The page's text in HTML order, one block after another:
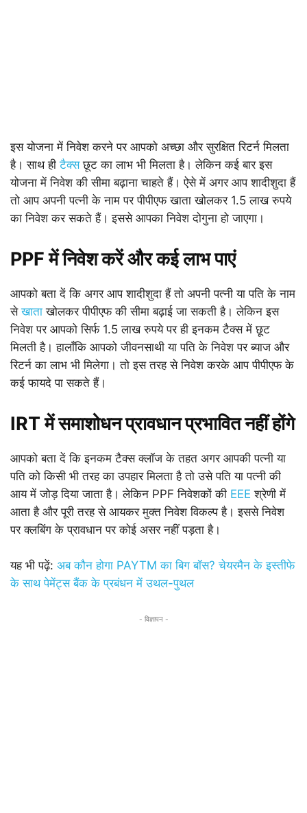
इस योजना में निवेश करने पर आपको अच्छा और सुरक्षित रिटर्न मिलता
है। साथ हीटैक्सछूट का लाभ भी मिलता है। लेकिन कई बार इस
योजना में निवेश की सीमा बढ़ाना चाहते हैं। ऐसे में अगर आप शादीशुदा हैं
तो आप अपनी पत्नी के नाम पर पीपीएफ खाता खोलकर 1.5 लाख रुपये
का निवेश कर सकते हैं। इससे आपका निवेश दोगुना हो जाएगा।
PPF में निवेश करें और कई लाभ पाएं
आपको बता दें कि अगर आप शादीशुदा हैं तो अपनी पत्नी या पति के नाम
सेखाता खोलकर पीपीएफ की सीमा बढ़ाई जा सकती है। लेकिन इस
निवेश पर आपको सिर्फ 1.5 लाख रुपये पर ही इनकम टैक्स में छूट
मिलती है। हालाँकि आपको जीवनसाथी या पति के निवेश पर ब्याज और
रिटर्न का लाभ भी मिलेगा। तो इस तरह से निवेश करके आप पीपीएफ के
कई फायदे पा सकते हैं।
IRT में समाशोधन प्रावधान प्रभावित नहीं होंगे
आपको बता दें कि इनकम टैक्स क्लॉज के तहत अगर आपकी पत्नी या
पति को किसी भी तरह का उपहार मिलता है तो उसे पति या पत्नी की
आय में जोड़ दिया जाता है। लेकिन PPF निवेशकों की EEE श्रेणी में
आता है और पूरी तरह से आयकर मुक्त निवेश विकल्प है। इससे निवेश
पर क्लबिंग के प्रावधान पर कोई असर नहीं पड़ता है।
यह भी पढ़ें: अब कौन होगा PAYTM का बिग बॉस? चेयरमैन के इस्तीफे
के साथ पेमेंट्स बैंक के प्रबंधन में उथल-पुथल
- विज्ञापन -